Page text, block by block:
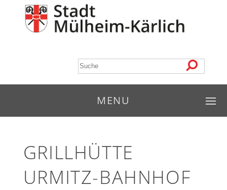
MENU
GRILLHÜTTE
URMITZ-BAHNHOF